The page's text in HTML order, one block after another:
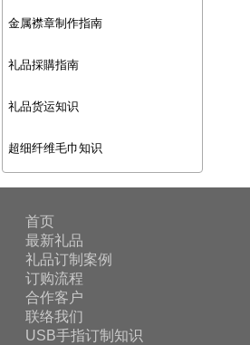
金属襟章制作指南
礼品採購指南
礼品货运知识
超细纤维毛巾知识
首页
最新礼品
礼品订制案例
订购流程
合作客户
联络我们
USB手指订制知识